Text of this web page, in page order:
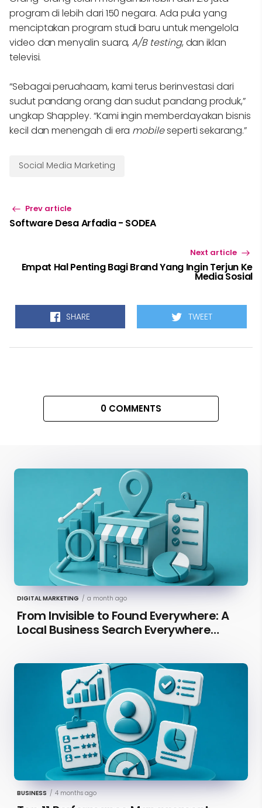
program di lebih dari 150 negara. Ada pula yang
menciptakan program studi baru untuk mengelola
video dan menyalin suara,A/B testing, dan iklan
televisi.
“Sebagai peruahaam, kami terus berinvestasi dari
sudut pandang orang dan sudut pandang produk,”
ungkap Shappley. “Kami ingin memberdayakan bisnis
kecil dan menengah di era mobileseperti sekarang.”
Social Media Marketing
Prev article
Software Desa Arfadia - SODEA
Next article
Empat Hal Penting Bagi Brand Yang Ingin Terjun Ke
Media Sosial
SHARE TWEET
0 COMMENTS
DIGITAL MARKETING / a month ago
From Invisible to Found Everywhere: A
Local Business Search Everywhere
BUSINESS / 4 months ago